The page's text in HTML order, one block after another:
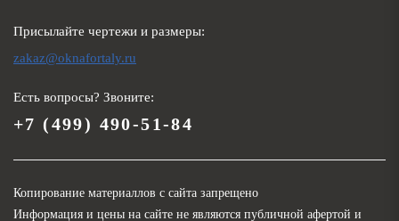
Присылайте чертежи и размеры:
zakaz@oknafortaly.ru
Есть вопросы? Звоните:
+7 (499) 490-51-84
Копирование материаллов с сайта запрещено
Информация и цены на сайте не являются публичной афертой и